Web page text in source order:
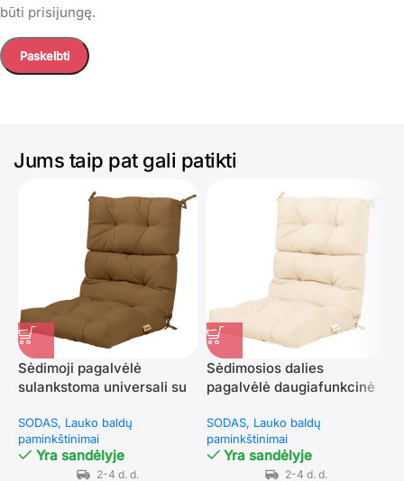
būti prisijungę.
Jums taip pat gali patikti
Sėdimoji pagalvėlė
sulankstoma universali su
SODAS Lauko baldų
paminkštinimai
Yra sandėlyje
Sėdimosios dalies
pagalvėlė daugiafunkcinė
padėtimi (Smėlio spalvos)
SODAS Lauko baldų
paminkštinimai
Yra sandėlyje